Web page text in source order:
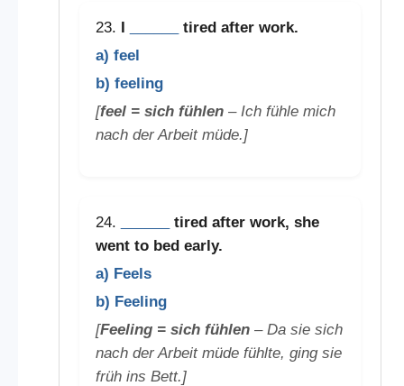
23.
tired after work.
a) feel
b) feeling
[feel = sich fühlen– Ich fühle mich
nach der Arbeit müde.]
24.
tired after work, she
went to bed early.
a) Feels
b) Feeling
[Feeling = sich fühlen– Da sie sich
nach der Arbeit müde fühlte, ging sie
früh ins Bett.]